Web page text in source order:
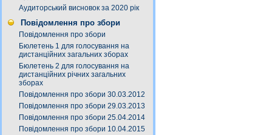
Аудиторський висновок за 2020 рік
Повідомлення про збори
Повідомлення про збори
Бюлетень 1 для голосування на
дистанційних загальних зборах
Бюлетень 2 для голосування на
дистанційних річних загальних
зборах
Повідомлення про збори 30.03.2012
Повідомлення про збори 29.03.2013
Повідомлення про збори 25.04.2014
Повідомлення про збори 10.04.2015